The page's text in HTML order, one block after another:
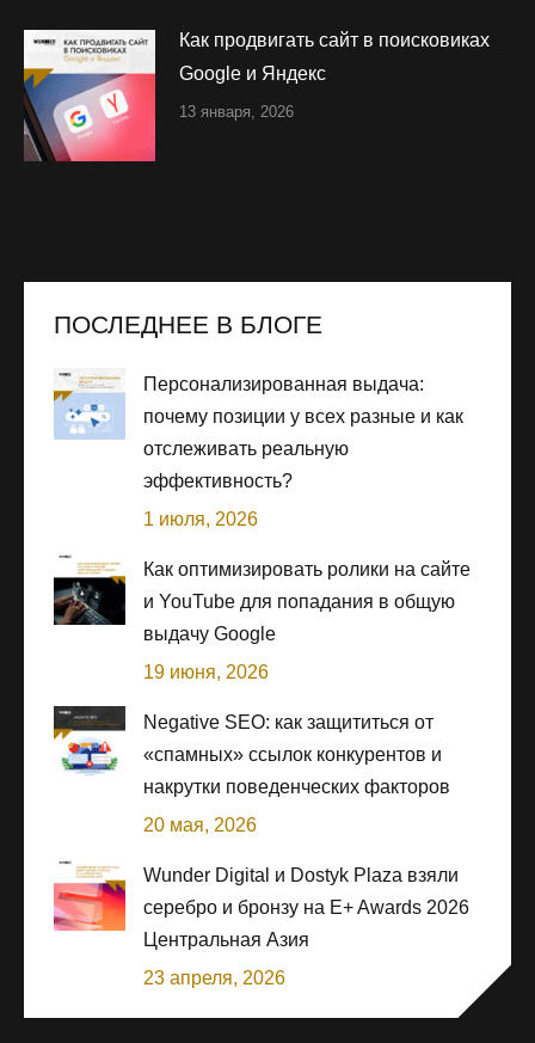
Как продвигать сайт в поисковиках
Google и Яндекс
13 января, 2026
ПОСЛЕДНЕЕ В БЛОГЕ
Персонализированная выдача:
почему позиции у всех разные и как
отслеживать реальную
эффективность?
1 июля, 2026
Как оптимизировать ролики на сайте
и YouTube для попадания в общую
выдачу Google
19 июня, 2026
Negative SEO: как защититься от
«спамных» ссылок конкурентов и
накрутки поведенческих факторов
20 мая, 2026
Wunder Digital и Dostyk Plaza взяли
серебро и бронзу на E+ Awards 2026
Центральная Азия
23 апреля, 2026